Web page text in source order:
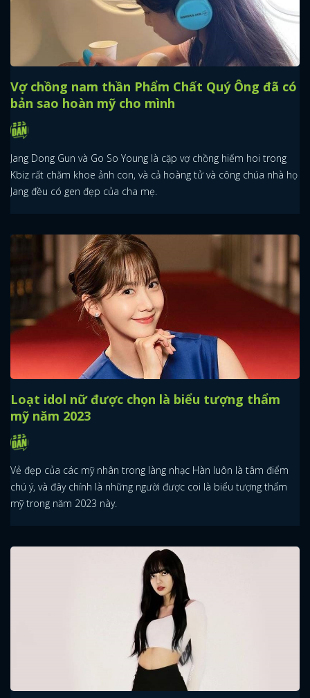
Vợ chồng nam thần Phẩm Chất Quý Ông đã có
bản sao hoàn mỹ cho mình
Jang Dong Gun và Go So Young là cặp vợ chồng hiếm hoi trong
Kbiz rất chăm khoe ảnh con, và cả hoàng tử và công chúa nhà họ
Jang đều có gen đẹp của cha mẹ.
Loạt idol nữ được chọn là biểu tượng thẩm
mỹ năm 2023
Vẻ đẹp của các mỹ nhân trong làng nhạc Hàn luôn là tâm điểm
chú ý, và đây chính là những người được coi là biểu tượng thẩm
mỹ trong năm 2023 này.